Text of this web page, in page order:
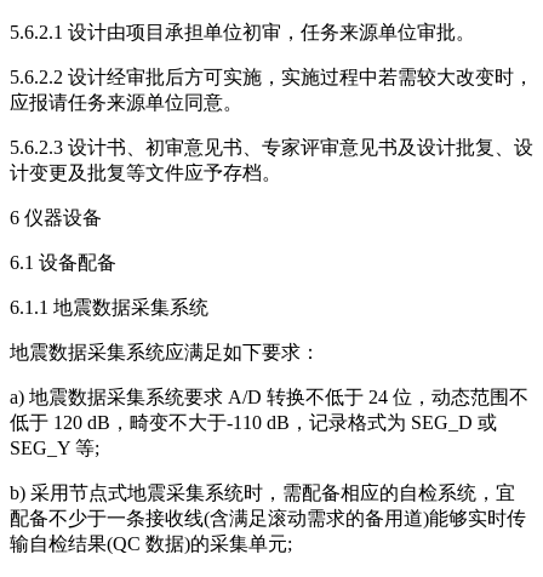
5.6.2.1 设计由项目承担单位初审，任务来源单位审批。
5.6.2.2 设计经审批后方可实施，实施过程中若需较大改变时，
应报请任务来源单位同意。
5.6.2.3 设计书、初审意见书、专家评审意见书及设计批复、设
计变更及批复等文件应予存档。
6 仪器设备
6.1 设备配备
6.1.1 地震数据采集系统
地震数据采集系统应满足如下要求：
a) 地震数据采集系统要求 A/D 转换不低于 24 位，动态范围不
低于 120 dB，畸变不大于-110 dB，记录格式为 SEG_D 或
SEG_Y 等;
b) 采用节点式地震采集系统时，需配备相应的自检系统，宜
配备不少于一条接收线(含满足滚动需求的备用道)能够实时传
输自检结果(QC 数据)的采集单元;